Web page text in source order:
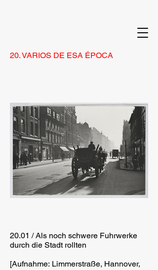
20. VARIOS DE ESA ÉPOCA
20.01 / Als noch schwere Fuhrwerke
durch die Stadt rollten
[Aufnahme: Limmerstraße, Hannover,